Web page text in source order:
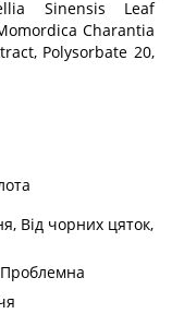
Sinensis Leaf
Charantia
Polysorbate 20,
Від чорних цяток,